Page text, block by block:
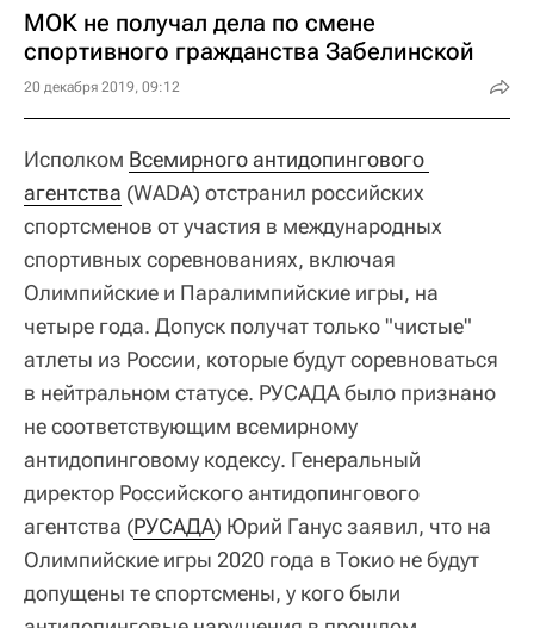
МОК не получал дела по смене
спортивного гражданства Забелинской
20 декабря 2019, 09:12
Исполком Всемирного антидопингового
агентства (WADA) отстранил российских
спортсменов от участия в международных
спортивных соревнованиях, включая
Олимпийские и Паралимпийские игры, на
четыре года. Допуск получат только "чистые"
атлеты из России, которые будут соревноваться
в нейтральном статусе. РУСАДА было признано
не соответствующим всемирному
антидопинговому кодексу. Генеральный
директор Российского антидопингового
агентства (РУСАДА) Юрий Ганус заявил, что на
Олимпийские игры 2020 года в Токио не будут
допущены те спортсмены, у кого были